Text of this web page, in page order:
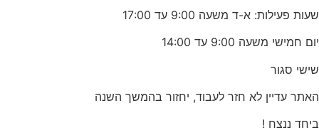
שעות פעילות: א-ד משעה 9:00 עד 17:00
יום חמישי משעה 9:00 עד 14:00
שישי סגור
האתר עדיין לא חזר לעבוד, יחזור בהמשך השנה
ביחד ננצח !